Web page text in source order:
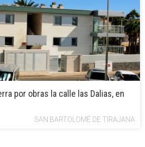
por obras la calle las Dalias, en
SAN BARTOLOMÉ DE TIRAJANA